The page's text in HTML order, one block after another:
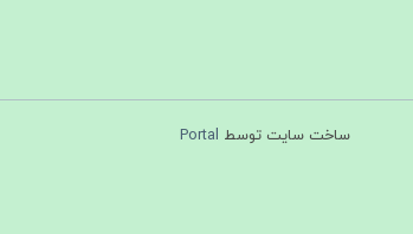
ساخت سایت توسط Portal